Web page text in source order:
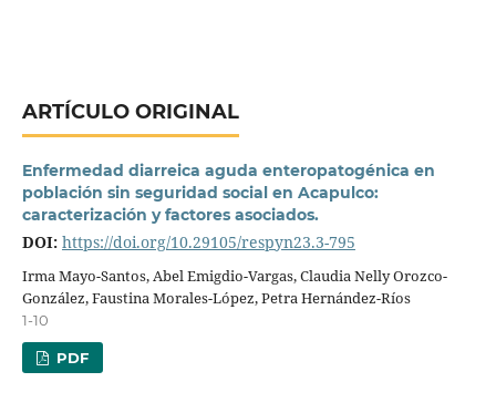
ARTÍCULO ORIGINAL
Enfermedad diarreica aguda enteropatogénica en
población sin seguridad social en Acapulco:
caracterización y factores asociados.
DOI: https://doi.org/10.29105/respyn23.3-795
Irma Mayo-Santos, Abel Emigdio-Vargas, Claudia Nelly Orozco-
González, Faustina Morales-López, Petra Hernández-Ríos
1-10
PDF